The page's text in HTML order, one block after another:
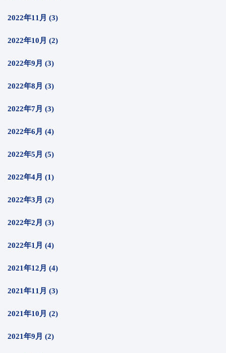
2022年11月 (3)
2022年10月 (2)
2022年9月 (3)
2022年8月 (3)
2022年7月 (3)
2022年6月 (4)
2022年5月 (5)
2022年4月 (1)
2022年3月 (2)
2022年2月 (3)
2022年1月 (4)
2021年12月 (4)
2021年11月 (3)
2021年10月 (2)
2021年9月 (2)